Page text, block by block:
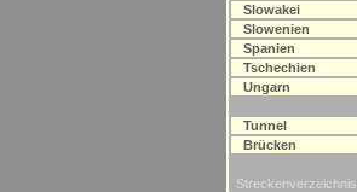
Slowakei
Slowenien
Spanien
Tschechien
Ungarn
Tunnel
Brücken
Streckenverzeichnis